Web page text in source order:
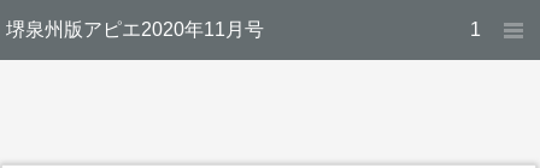
堺泉州版アピエ2020年11月号 1